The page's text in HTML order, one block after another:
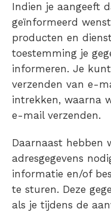
Indien je aangeeft
geïnformeerd
producten en
toestemming je
informeren. Je
verzenden van e-
intrekken, waarna
e-mail verzenden.
Daarnaast hebben
adresgegevens
informatie en/of
te sturen. Deze
als je tijdens de